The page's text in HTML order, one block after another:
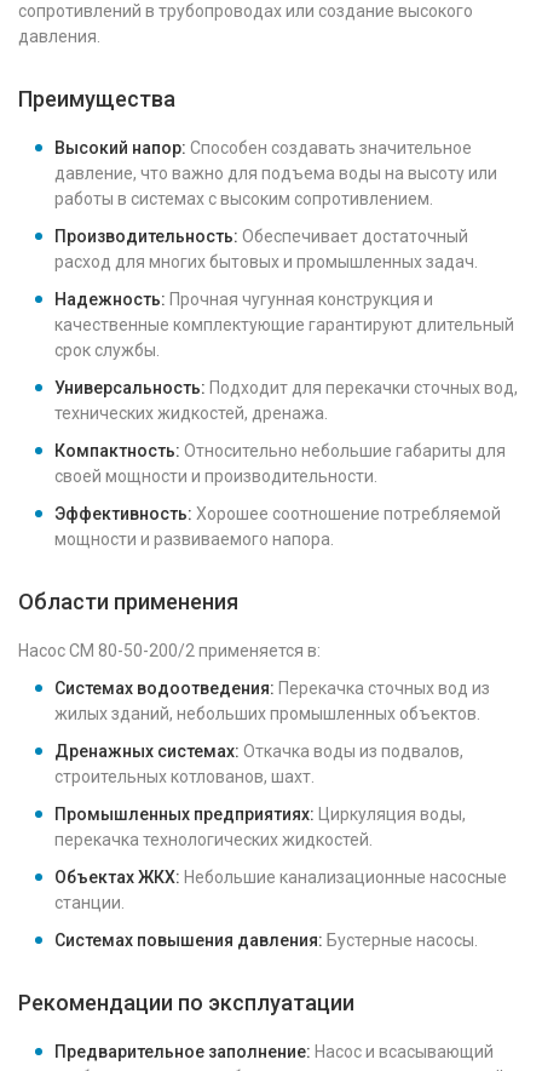
сопротивлений в трубопроводах или создание высокого
давления.
Преимущества
Высокий напор: Способен создавать значительное
давление, что важно для подъема воды на высоту или
работы в системах с высоким сопротивлением.
Производительность: Обеспечивает достаточный
расход для многих бытовых и промышленных задач.
Надежность: Прочная чугунная конструкция и
качественные комплектующие гарантируют длительный
срок службы.
Универсальность: Подходит для перекачки сточных вод,
технических жидкостей, дренажа.
Компактность: Относительно небольшие габариты для
своей мощности и производительности.
Эффективность: Хорошее соотношение потребляемой
мощности и развиваемого напора.
Области применения
Насос СМ 80-50-200/2 применяется в:
Системах водоотведения: Перекачка сточных вод из
жилых зданий, небольших промышленных объектов.
Дренажных системах: Откачка воды из подвалов,
строительных котлованов, шахт.
Промышленных предприятиях: Циркуляция воды,
перекачка технологических жидкостей.
Объектах ЖКХ: Небольшие канализационные насосные
станции.
Системах повышения давления: Бустерные насосы.
Рекомендации по эксплуатации
Предварительное заполнение: Насос и всасывающий